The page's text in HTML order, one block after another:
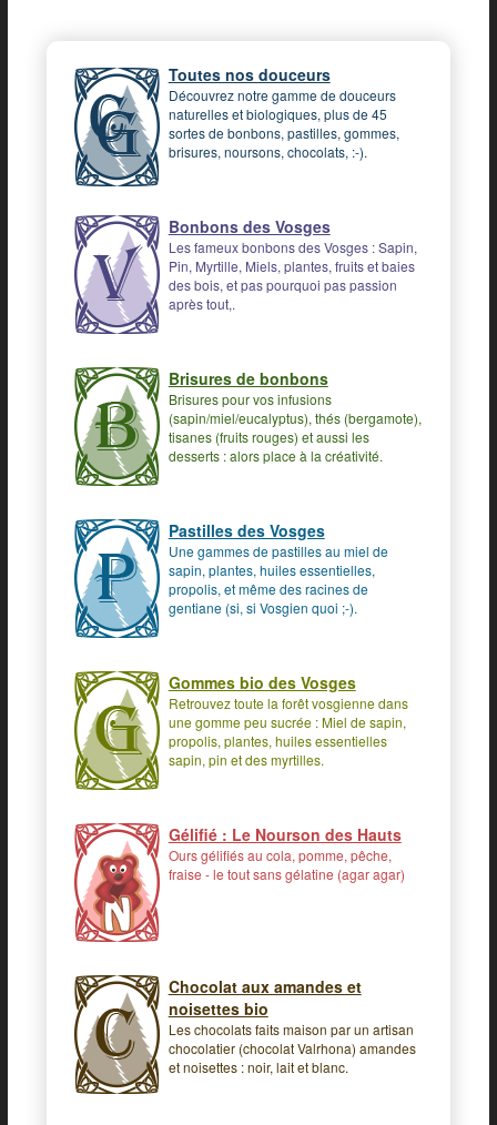
Toutes nos douceurs
Découvrez notre gamme de douceurs
naturelles et biologiques, plus de 45
sortes de bonbons, pastilles, gommes,
brisures, noursons, chocolats, :-).
Bonbons des Vosges
Les fameux bonbons des Vosges : Sapin,
Pin, Myrtille, Miels, plantes, fruits et baies
des bois, et pas pourquoi pas passion
après tout,.
Brisures de bonbons
Brisures pour vos infusions
(sapin/miel/eucalyptus), thés (bergamote),
tisanes (fruits rouges) et aussi les
desserts : alors place à la créativité.
Pastilles des Vosges
Une gammes de pastilles au miel de
sapin, plantes, huiles essentielles,
propolis, et même des racines de
gentiane (si, si Vosgien quoi ;-).
Gommes bio des Vosges
Retrouvez toute la forêt vosgienne dans
une gomme peu sucrée : Miel de sapin,
propolis, plantes, huiles essentielles
sapin, pin et des myrtilles.
Gélifié : Le Nourson des Hauts
Ours gélifiés au cola, pomme, pêche,
fraise - le tout sans gélatine (agar agar)
Chocolat aux amandes et
noisettes bio
Les chocolats faits maison par un artisan
chocolatier (chocolat Valrhona) amandes
et noisettes : noir, lait et blanc.